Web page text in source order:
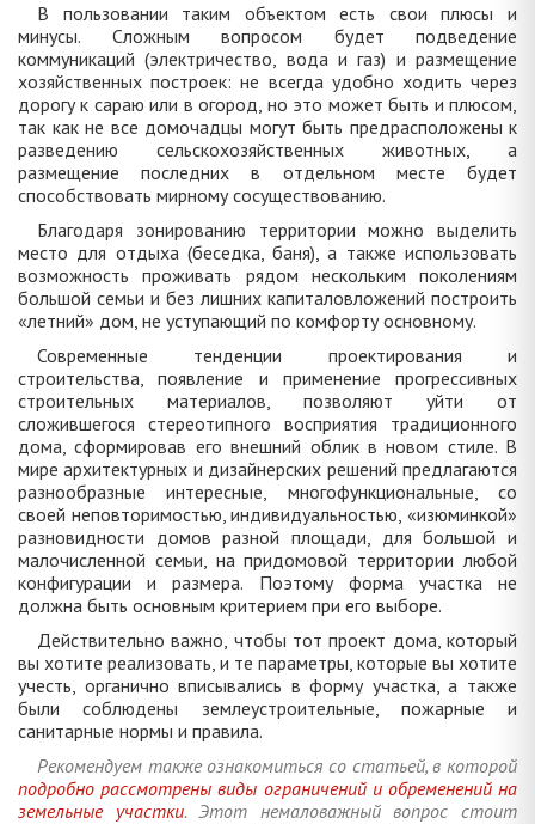
В пользовании таким объектом есть свои плюсы и
минусы. Сложным вопросом будет подведение
коммуникаций (электричество, вода и газ) и размещение
хозяйственных построек: не всегда удобно ходить через
дорогу к сараю или в огород, но это может быть и плюсом,
так как не все домочадцы могут быть предрасположены к
разведению сельскохозяйственных животных, а
размещение последних в отдельном месте будет
способствовать мирному сосуществованию.
Благодаря зонированию территории можно выделить
место для отдыха (беседка, баня), а также использовать
возможность проживать рядом нескольким поколениям
большой семьи и без лишних капиталовложений построить
«летний» дом, не уступающий по комфорту основному.
Современные тенденции проектирования и
строительства, появление и применение прогрессивных
строительных материалов, позволяют уйти от
сложившегося стереотипного восприятия традиционного
дома, сформировав его внешний облик в новом стиле. В
мире архитектурных и дизайнерских решений предлагаются
разнообразные интересные, многофункциональные, со
своей неповторимостью, индивидуальностью, «изюминкой»
разновидности домов разной площади, для большой и
малочисленной семьи, на придомовой территории любой
конфигурации и размера. Поэтому форма участка не
должна быть основным критерием при его выборе.
Действительно важно, чтобы тот проект дома, который
вы хотите реализовать, и те параметры, которые вы хотите
учесть, органично вписывались в форму участка, а также
были соблюдены землеустроительные, пожарные и
санитарные нормы и правила.
Рекомендуем также ознакомиться со статьей, в которой
подробно рассмотрены виды ограничений и обременений на
земельные участки. Этот немаловажный вопрос стоит